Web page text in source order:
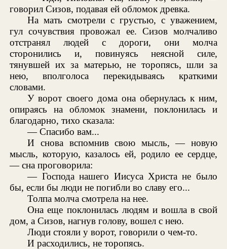
говорил Сизов, подавая ей обломок древка.
На мать смотрели с грустью, с уважением,
гул сочувствия провожал ее. Сизов молчаливо
отстранял людей с дороги, они молча
сторонились и, повинуясь неясной силе,
тянувшей их за матерью, не торопясь, шли за
нею, вполголоса перекидываясь краткими
словами.
У ворот своего дома она обернулась к ним,
опираясь на обломок знамени, поклонилась и
благодарно, тихо сказала:
— Спасибо вам...
И снова вспомнив свою мысль, — новую
мысль, которую, казалось ей, родило ее сердце,
— сна проговорила:
— Господа нашего Иисуса Христа не было
бы, если бы люди не погибли во славу его...
Толпа молча смотрела на нее.
Она еще поклонилась людям и вошла в свой
дом, а Сизов, нагнув голову, вошел с нею.
Люди стояли у ворот, говорили о чем-то.
И расходились, не торопясь.